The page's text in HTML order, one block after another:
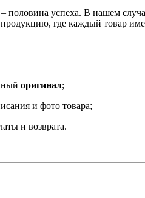
половина успеха. В нашем
где каждый товар
оригинал;
и фото товара;
и возврата.